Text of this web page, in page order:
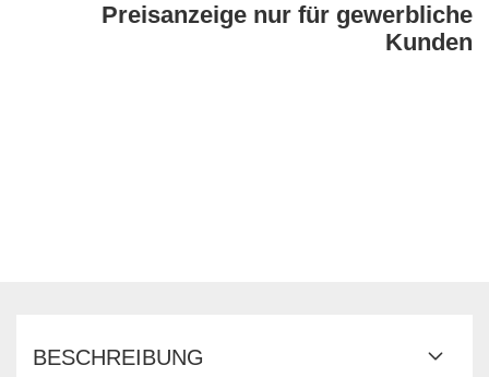
Preisanzeige nur für gewerbliche
Kunden
BESCHREIBUNG